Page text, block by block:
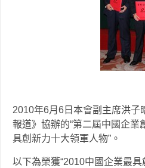
2010年6月6日本會副主席洪子
報道》協辦的“第二屆中國企業
具創新力十大領軍人物”。
以下為榮獲“2010中國企業最具